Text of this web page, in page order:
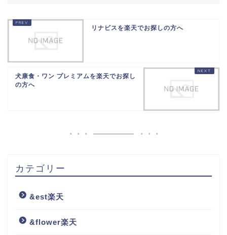
リナビスを楽天でお探しの方へ
犬康食・ワン プレミアムを楽天でお探し
の方へ
カテゴリー
&est楽天
&flower楽天